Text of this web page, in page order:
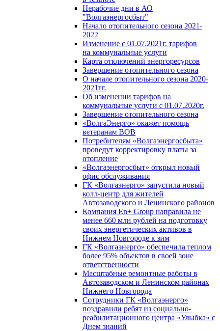
Нерабочие дни в АО
"Волгаэнергосбыт"
Начало отопительного сезона 2021-
2022
Изменение с 01.07.2021г. тарифов
на коммунальные услуги
Карта отключений энергоресурсов
Завершение отопительного сезона
О начале отопительного сезона 2020-
2021гг.
Об изменении тарифов на
коммунальные услуги с 01.07.2020г.
Завершение отопительного сезона
«ВолгаЭнерго» окажет помощь
ветеранам ВОВ
Потребителям «Волгаэнергосбыта»
проведут корректировку платы за
отопление
«Волгаэнергосбыт» открыл новый
офис обслуживания
ГК «Волгаэнерго» запустила новый
колл-центр для жителей
Автозаводского и Ленинского районов
Компания En+ Group направила не
менее 660 млн рублей на подготовку
своих энергетических активов в
Нижнем Новгороде к зим
ГК «Волгаэнерго» обеспечила теплом
более 95% объектов в своей зоне
ответственности
Масштабные ремонтные работы в
Автозаводском и Ленинском районах
Нижнего Новгорода
Сотрудники ГК «Волгаэнерго»
поздравили ребят из социально-
реабилитационного центра «Улыбка» с
Днем знаний